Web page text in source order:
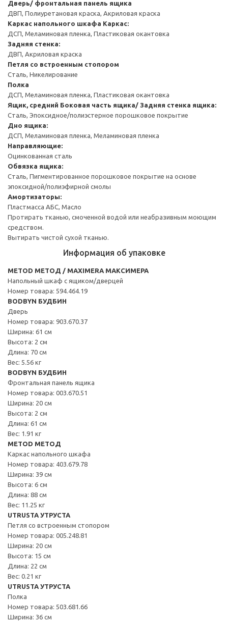
Дверь/ фронтальная панель ящика
ДВП, Полиуретановая краска, Акриловая краска
Каркас напольного шкафа Каркас:
ДСП, Меламиновая пленка, Пластиковая окантовка
Задняя стенка:
ДВП, Акриловая краска
Петля со встроенным стопором
Сталь, Никелирование
Полка
ДСП, Меламиновая пленка, Пластиковая окантовка
Ящик, средний Боковая часть ящика/ Задняя стенка ящика:
Сталь, Эпоксидное/полиэстерное порошковое покрытие
Дно ящика:
ДСП, Меламиновая пленка, Меламиновая пленка
Направляющие:
Оцинкованная сталь
Обвязка ящика:
Сталь, Пигментированное порошковое покрытие на основе
эпоксидной/полиэфирной смолы
Амортизаторы:
Пластмасса АБС, Масло
Протирать тканью, смоченной водой или неабразивным моющим
средством.
Вытирать чистой сухой тканью.
Информация об упаковке
METOD МЕТОД / MAXIMERA МАКСИМЕРА
Напольный шкаф с ящиком/дверцей
Номер товара: 594.464.19
BODBYN БУДБИН
Дверь
Номер товара: 903.670.37
Ширина: 61 см
Высота: 2 см
Длина: 70 см
Вес: 5.56 кг
BODBYN БУДБИН
Фронтальная панель ящика
Номер товара: 003.670.51
Ширина: 20 см
Высота: 2 см
Длина: 61 см
Вес: 1.91 кг
METOD МЕТОД
Каркас напольного шкафа
Номер товара: 403.679.78
Ширина: 39 см
Высота: 6 см
Длина: 88 см
Вес: 11.25 кг
UTRUSTA УТРУСТА
Петля со встроенным стопором
Номер товара: 005.248.81
Ширина: 20 см
Высота: 15 см
Длина: 22 см
Вес: 0.21 кг
UTRUSTA УТРУСТА
Полка
Номер товара: 503.681.66
Ширина: 36 см